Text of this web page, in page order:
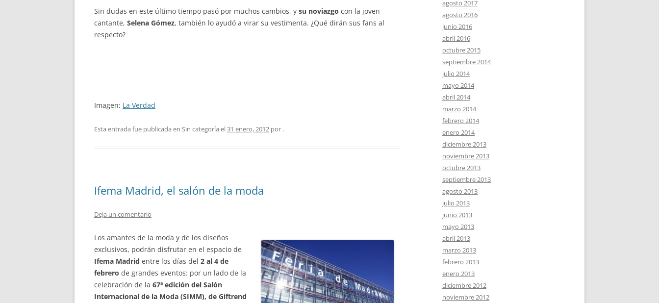
Sin dudas en este último tiempo pasó por muchos cambios, y su noviazgo con la joven
cantante, Selena Gómez, también lo ayudó a virar su vestimenta. ¿Qué dirán sus fans al
respecto?
Imagen: La Verdad
Esta entrada fue publicada en Sin categoría el31 enero, 2012 por .
Ifema Madrid, el salón de la moda
Deja un comentario
Los amantes de la moda y de los diseños
exclusivos, podrán disfrutar en el espacio de
Ifema Madrid entre los días del 2 al 4 de
febrero de grandes eventos: por un lado de la
celebración de la 67ª edición del Salón
Internacional de la Moda (SIMM), de Giftrend
agosto 2017
agosto 2016
junio 2016
abril 2016
octubre 2015
septiembre 2014
julio 2014
mayo 2014
abril 2014
marzo 2014
febrero 2014
enero 2014
diciembre 2013
noviembre 2013
octubre 2013
septiembre 2013
agosto 2013
julio 2013
junio 2013
mayo 2013
abril 2013
marzo 2013
febrero 2013
enero 2013
diciembre 2012
noviembre 2012